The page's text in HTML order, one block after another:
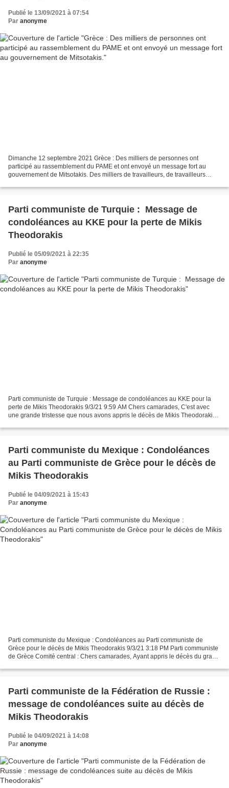
Publié le 13/09/2021 à 07:54
Par anonyme
Dimanche 12 septembre 2021 Grèce : Des milliers de personnes ont
participé au rassemblement du PAME et ont envoyé un message fort au
gouvernement de Mitsotakis. Des milliers de travailleurs, de travailleurs
Parti communiste de Turquie : Message de
condoléances au KKE pour la perte de Mikis
Theodorakis
Publié le 05/09/2021 à 22:35
Par anonyme
Parti communiste de Turquie : Message de condoléances au KKE pour la
perte de Mikis Theodorakis 9/3/21 9:59 AM Chers camarades, C'est avec
une grande tristesse que nous avons appris le décès de Mikis Theodorakis,
Parti communiste du Mexique : Condoléances
au Parti communiste de Grèce pour le décès de
Mikis Theodorakis
Publié le 04/09/2021 à 15:43
Par anonyme
Parti communiste du Mexique : Condoléances au Parti communiste de
Grèce pour le décès de Mikis Theodorakis 9/3/21 3:18 PM Parti communiste
de Grèce Comité central : Chers camarades, Ayant appris le décès du grand
Parti communiste de la Fédération de Russie :
message de condoléances suite au décès de
Mikis Theodorakis
Publié le 04/09/2021 à 14:08
Par anonyme